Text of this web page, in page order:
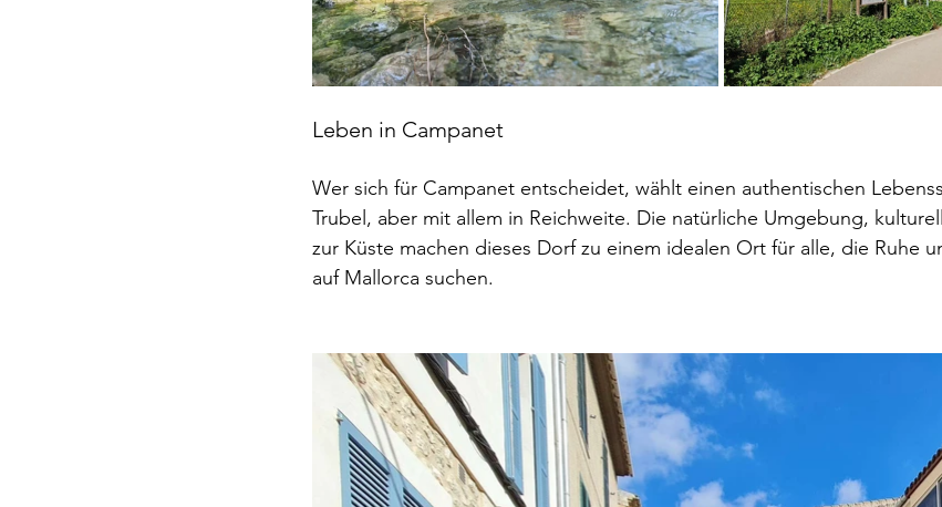
Leben in Campanet
Wer sich für Campanet entscheidet, wählt einen authentischen
Trubel, aber mit allem in Reichweite. Die natürliche Umgebung,
zur Küste machen dieses Dorf zu einem idealen Ort für alle, die Ruhe
auf Mallorca suchen.